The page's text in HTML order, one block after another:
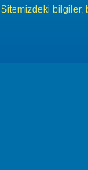
Sitemizdeki bilgiler,